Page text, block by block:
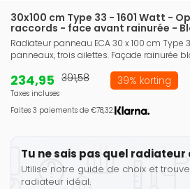
30x100 cm Type 33 - 1601 Watt -
raccords - face avant rainurée -
Radiateur panneau ECA 30 x 100 cm Type
panneaux, trois ailettes. Façade rainurée
234,95
Taxes incluses
391,58 39% korting
Faites 3 paiements de €78,32.
Tu ne sais pas quel radiateur
Utilise notre guide de choix et
radiateur idéal.